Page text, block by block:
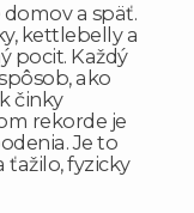
domov a späť.
kettlebelly a
pocit. Každý
ako
činky
rekorde je
Je to
ťažilo, fyzicky